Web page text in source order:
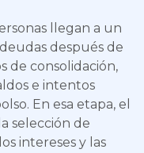
llegan a un
después de
de consolidación,
e intentos
En esa etapa, el
selección de
intereses y las